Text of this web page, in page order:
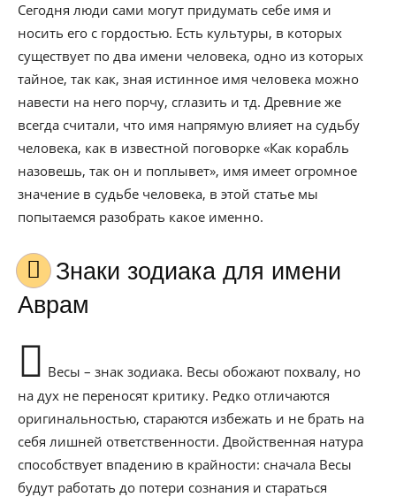
Сегодня люди сами могут придумать себе имя и
носить его с гордостью. Есть культуры, в которых
существует по два имени человека, одно из которых
тайное, так как, зная истинное имя человека можно
навести на него порчу, сглазить и тд. Древние же
всегда считали, что имя напрямую влияет на судьбу
человека, как в известной поговорке «Как корабль
назовешь, так он и поплывет», имя имеет огромное
значение в судьбе человека, в этой статье мы
попытаемся разобрать какое именно.
Знаки зодиака для имени
Аврам
Весы – знак зодиака. Весы обожают похвалу, но
на дух не переносят критику. Редко отличаются
оригинальностью, стараются избежать и не брать на
себя лишней ответственности. Двойственная натура
способствует впадению в крайности: сначала Весы
будут работать до потери сознания и стараться